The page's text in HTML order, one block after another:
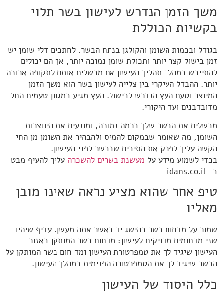
משך הזמן הנדרש לעישון בשר תלוי
בקשיות הכוללת
בגודל ובכמות השומן והקולגן בנתח הבשר. לחתכים דלי שומן יש
זמן בישול קצר יותר ותכולת שומן נמוכה יותר, אך הם יכולים
להתייבש במהלך תהליך העישון אם מבשלים אותם לתקופה ארוכה
יותר. ההבדל העיקרי בין צלייה לעישון בשר הוא משך הזמן
המיוצר וטעם העץ הנדרש לבישול. העץ מגיע במגוון טעמים החל
מדובדבנים ועד היקורי.
מבשלים את הבשר שלך ברמה נמוכה, ומונעים את היווצרות
השומן, מה שאומר שבמקום להמיס ולהבהיר את השומן מן החי
הקשה עליך לפרק את הסיבים שבבשר לפני העישון.
בכדי לשמוע מידע על מעשנת בשרים להשכרה עליך להעיף מבט
ב- idans.co.il
טיפ אחר שהוא מציע נראה שאינו מובן
מאליו
שמור על מדחום בשר בהישג יד כאשר אתה מעשן. עדיף שיהיו
שני מדחומים מדויקים לעישון: מדחום בשר המותקן באזור
העישון שיגיד לך את טמפרטורת העישון ומד חום בשר המותקן על
הבשר שיגיד לך את הטמפרטורה הפנימית במהלך העישון.
כלל היסוד של העישון